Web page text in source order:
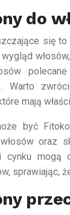
do
się
Warto
mają
być
oraz
cynku mogą
sprawiając,